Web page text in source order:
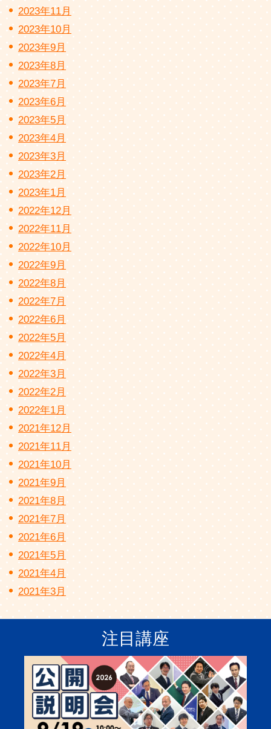
2023年11月
2023年10月
2023年9月
2023年8月
2023年7月
2023年6月
2023年5月
2023年4月
2023年3月
2023年2月
2023年1月
2022年12月
2022年11月
2022年10月
2022年9月
2022年8月
2022年7月
2022年6月
2022年5月
2022年4月
2022年3月
2022年2月
2022年1月
2021年12月
2021年11月
2021年10月
2021年9月
2021年8月
2021年7月
2021年6月
2021年5月
2021年4月
2021年3月
注目講座